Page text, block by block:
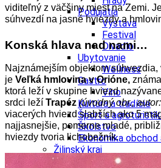
Podujatia
Výstava
Festival
Divadlo
Ubytovanie
Wellness
Gastro
Víno
Kultúra a tradície
Šport a
Školstvo
Ekonomika obchod
Žilinský kraj
Tipy
viditeľný z väčšiny miest na Zemi.
súhvezdí na jasné hviezdy a
Konská hlava nad nami…
Najznámejším objektom
je Veľká hmlovina v Orióne,
ktorá leží v skupine hviezd
srdci leží Trapéz(úvodný obr.,
viacerých hviezd slabších ako 5
najjasnejšie, pomerne mladé,
hviezdy tvoria lichobežník.